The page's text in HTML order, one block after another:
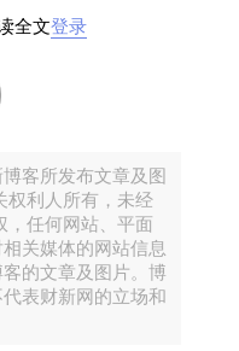
，而非诉诸战争。
兴趣者参考。
社论
日
沙瓦向国家执法部门
Ahrar）已经宣称对此负
目标是国家机构人员和
全文登录
客所发布文章及图
权利人所有，未经
，任何网站、平面
关媒体的网站信息
的文章及图片。博
表财新网的立场和